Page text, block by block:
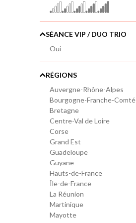
SÉANCE VIP / DUO TRIO
Oui
RÉGIONS
Auvergne-Rhône-Alpes
Bourgogne-Franche-Comté
Bretagne
Centre-Val de Loire
Corse
Grand Est
Guadeloupe
Guyane
Hauts-de-France
Île-de-France
La Réunion
Martinique
Mayotte